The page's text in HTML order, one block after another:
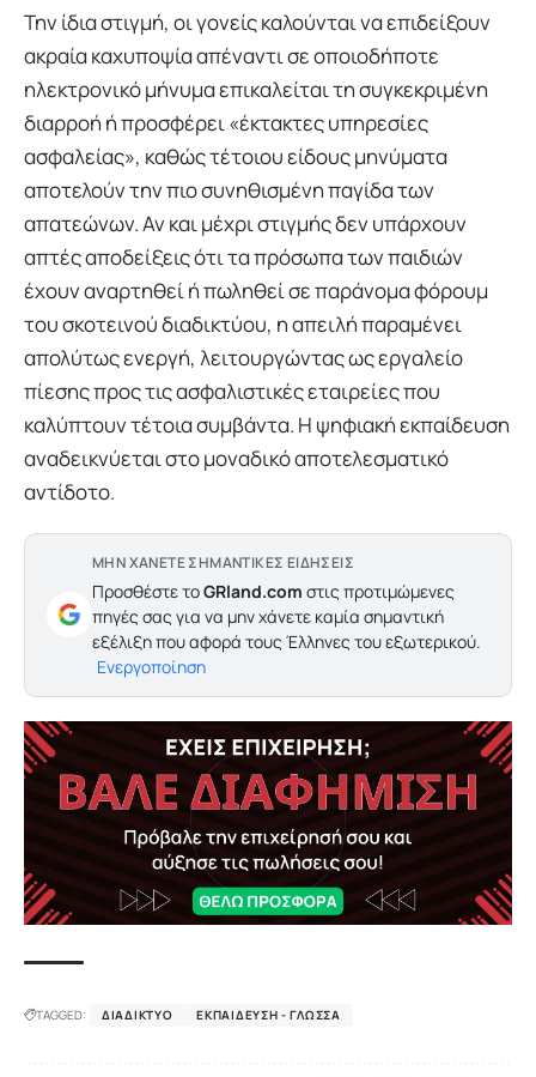
Την ίδια στιγμή, οι γονείς καλούνται να επιδείξουν
ακραία καχυποψία απέναντι σε οποιοδήποτε
ηλεκτρονικό μήνυμα επικαλείται τη συγκεκριμένη
διαρροή ή προσφέρει «έκτακτες υπηρεσίες
ασφαλείας», καθώς τέτοιου είδους μηνύματα
αποτελούν την πιο συνηθισμένη παγίδα των
απατεώνων. Αν και μέχρι στιγμής δεν υπάρχουν
απτές αποδείξεις ότι τα πρόσωπα των παιδιών
έχουν αναρτηθεί ή πωληθεί σε παράνομα φόρουμ
του σκοτεινού διαδικτύου, η απειλή παραμένει
απολύτως ενεργή, λειτουργώντας ως εργαλείο
πίεσης προς τις ασφαλιστικές εταιρείες που
καλύπτουν τέτοια συμβάντα. Η ψηφιακή εκπαίδευση
αναδεικνύεται στο μοναδικό αποτελεσματικό
αντίδοτο.
ΜΗΝ ΧΑΝΕΤΕ ΣΗΜΑΝΤΙΚΕΣ ΕΙΔΗΣΕΙΣ
Προσθέστε τοGRland.com στις προτιμώμενες
πηγές σας για να μην χάνετε καμία σημαντική
εξέλιξη που αφορά τους Έλληνες του εξωτερικού.
Ενεργοποίηση
TAGGED: ΔΙΑΔΊΚΤΥΟ ΕΚΠΑΊΔΕΥΣΗ - ΓΛΏΣΣΑ